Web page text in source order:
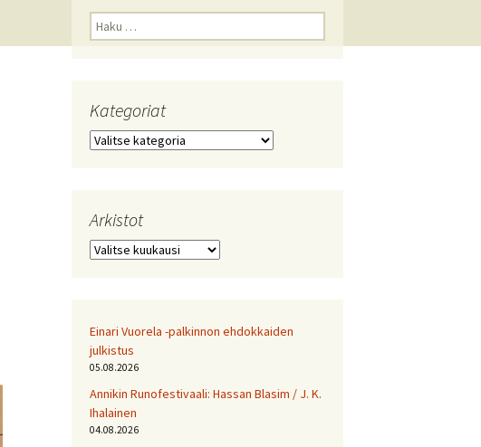
Haku:
Kategoriat
Kategoriat
Arkistot
Arkistot
Einari Vuorela -palkinnon ehdokkaiden
julkistus
05.08.2026
Annikin Runofestivaali: Has­san Bla­sim / J. K.
Ihalainen
04.08.2026